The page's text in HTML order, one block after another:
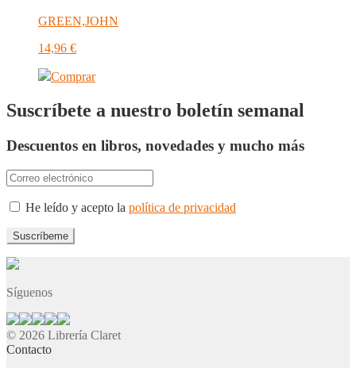
GREEN,JOHN
14,96 €
Comprar
Suscríbete a nuestro boletín semanal
Descuentos en libros, novedades y mucho más
He leído y acepto la política de privacidad
Síguenos
© 2026 Librería Claret
Contacto